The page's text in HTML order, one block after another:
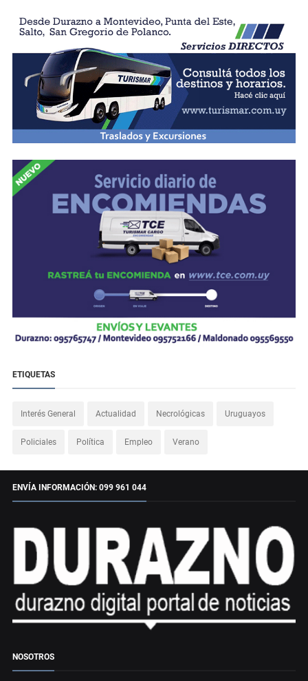
ETIQUETAS
Interés General Actualidad Necrológicas Uruguayos
Policiales Política Empleo Verano
ENVÍA INFORMACIÓN: 099 961 044
NOSOTROS